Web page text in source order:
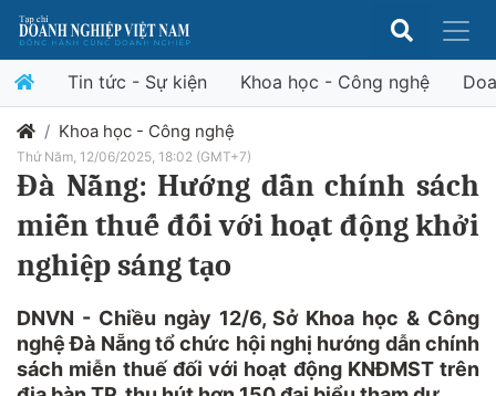
Tin tức - Sự kiện Khoa học - Công nghệ
Khoa học - Công nghệ
Thứ Năm, 12/06/2025, 18:02 (GMT+7)
Đà Nẵng: Hướng dẫn chính sách
miễn thuế đối với hoạt động khởi
nghiệp sáng tạo
DNVN - Chiều ngày 12/6, Sở Khoa học & Công
nghệ Đà Nẵng tổ chức hội nghị hướng dẫn chính
sách miễn thuế đối với hoạt động KNĐMST trên